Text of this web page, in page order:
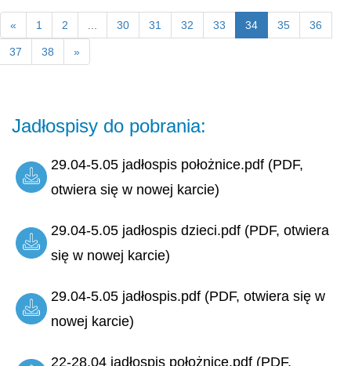
« 1 2 30 31 32 33 34 35 36
37 38 »
Jadłospisy do pobrania:
29.04-5.05 jadłospis położnice.pdf (PDF,
otwiera się w nowej karcie)
29.04-5.05 jadłospis dzieci.pdf (PDF, otwiera
się w nowej karcie)
29.04-5.05 jadłospis.pdf (PDF, otwiera się w
nowej karcie)
22-28.04 jadłospis położnice.pdf (PDF,